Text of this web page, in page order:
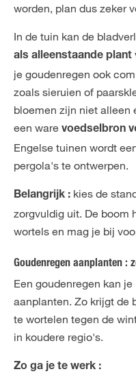
worden, plan dus zeker
In de tuin kan de
als alleenstaande plant
je goudenregen ook
zoals sieruien of
bloemen zijn niet alleen
een ware voedselbron
Engelse tuinen wordt
pergola's te ontwerpen.
Belangrijk : kies de
zorgvuldig uit. De boom
wortels en mag je bij
Goudenregen aanplanten :
Een goudenregen kan
aanplanten. Zo krijgt de
te wortelen tegen de
in koudere regio's.
Zo ga je te werk :